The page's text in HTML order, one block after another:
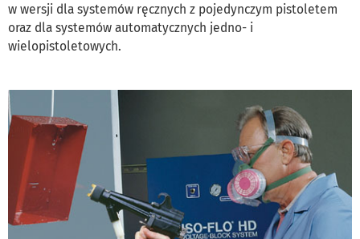
w wersji dla systemów ręcznych z pojedynczym pistoletem
oraz dla systemów automatycznych jedno- i
wielopistoletowych.